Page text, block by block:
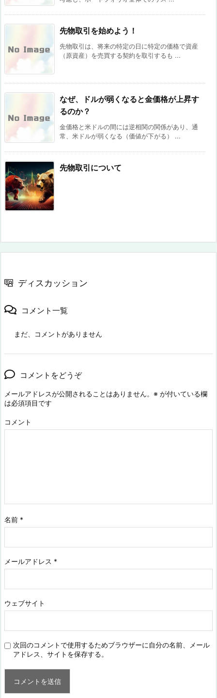
先物取引を始めよう！
先物取引は、将来の特定の日に特定の価格で資産
（原資産）を売買する契約を取引するも ...
なぜ、ドルが弱くなると金価格が上昇す
るのか？
金価格と米ドルの間には逆相関の関係があり、通
常、米ドルが弱くなる（価値が下がる） ...
先物取引について
ディスカッション
コメント一覧
まだ、コメントがありません
コメントをどうぞ
メールアドレスが公開されることはありません。 ※ が付いている欄
は必須項目です
コメント
名前 *
メールアドレス *
ウェブサイト
次回のコメントで使用するためブラウザーに自分の名前、メール
アドレス、サイトを保存する。